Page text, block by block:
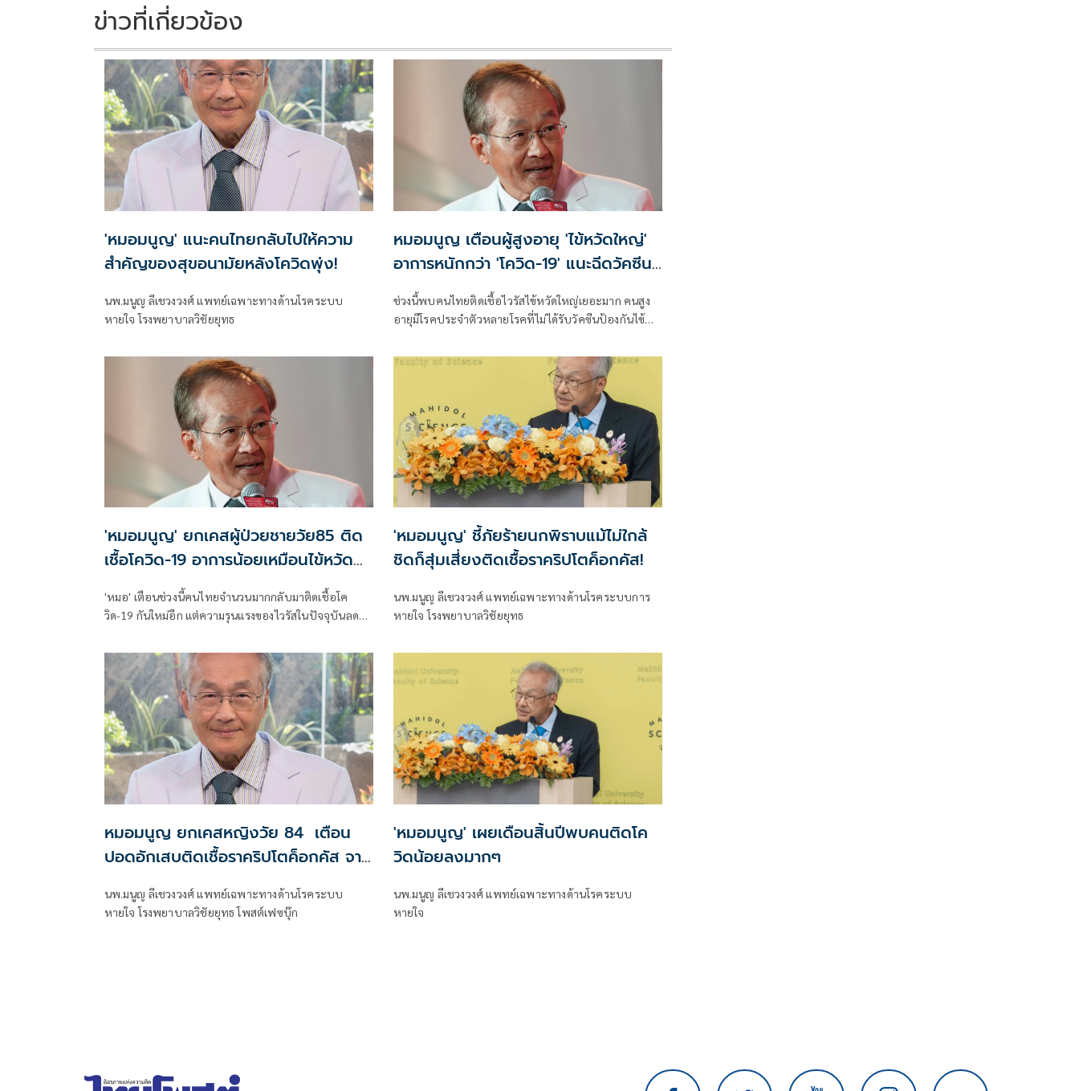
ข่าวที่เกี่ยวข้อง
'หมอมนูญ' แนะคนไทยกลับไปให้ความ
สำคัญของสุขอนามัยหลังโควิดพุ่ง!
นพ.มนูญ ลีเชวงวงศ์ แพทย์เฉพาะทางด้านโรคระบบ
หายใจ โรงพยาบาลวิชัยยุทธ
หมอมนูญ เตือนผู้สูงอายุ 'ไข้หวัดใหญ่'
อาการหนักกว่า 'โควิด-19' แนะฉีดวัคซีนปี
ละเข็ม ลดรุนแรง
ช่วงนี้พบคนไทยติดเชื้อไวรัสไข้หวัดใหญ่เยอะมาก คนสูง
อายุมีโรคประจำตัวหลายโรคที่ไม่ได้รับวัคซีนป้องกันไข้
'หมอมนูญ' ยกเคสผู้ป่วยชายวัย85 ติด
เชื้อโควิด-19 อาการน้อยเหมือนไข้หวัด
เตือนระวังแม้ไม่น่ากลัวเหมือนก่อน
'หมอ' เตือนช่วงนี้คนไทยจำนวนมากกลับมาติดเชื้อโค
วิด-19 กันใหม่อีก แต่ความรุนแรงของไวรัสในปัจจุบันลด
'หมอมนูญ' ชี้ภัยร้ายนกพิราบแม้ไม่ใกล้
ชิดก็สุ่มเสี่ยงติดเชื้อราคริปโตค็อกคัส!
นพ.มนูญ ลีเชวงวงศ์ แพทย์เฉพาะทางด้านโรคระบบการ
หายใจ โรงพยาบาลวิชัยยุทธ
หมอมนูญ ยกเคสหญิงวัย 84 เตือน
ปอดอักเสบติดเชื้อราคริปโตค็อกคัส จาก
นพ.มนูญ ลีเชวงวงศ์ แพทย์เฉพาะทางด้านโรคระบบ
หายใจ โรงพยาบาลวิชัยยุทธ โพสต์เฟซบุ๊ก
'หมอมนูญ' เผยเดือนสิ้นปีพบคนติดโค
วิดน้อยลงมากๆ
นพ.มนูญ ลีเชวงวงศ์ แพทย์เฉพาะทางด้านโรคระบบ
หายใจ